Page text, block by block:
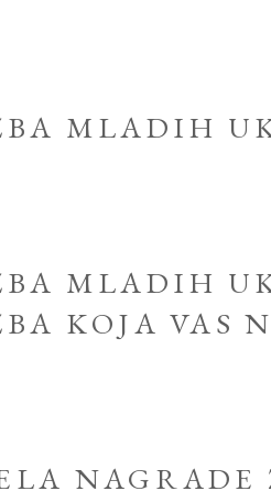
MLADIH
MLADIH
KOJA VAS